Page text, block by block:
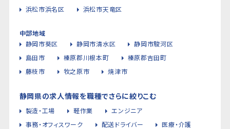
浜松市浜名区
浜松市天竜区
中部地域
静岡市葵区
静岡市清水区
静岡市駿河区
島田市
榛原郡川根本町
榛原郡吉田町
藤枝市
牧之原市 焼津市
静岡県の求人情報を職種でさらに絞りこむ
製造・工場 軽作業
エンジニア
事務・オフィスワーク
配送ドライバー
医療・介護